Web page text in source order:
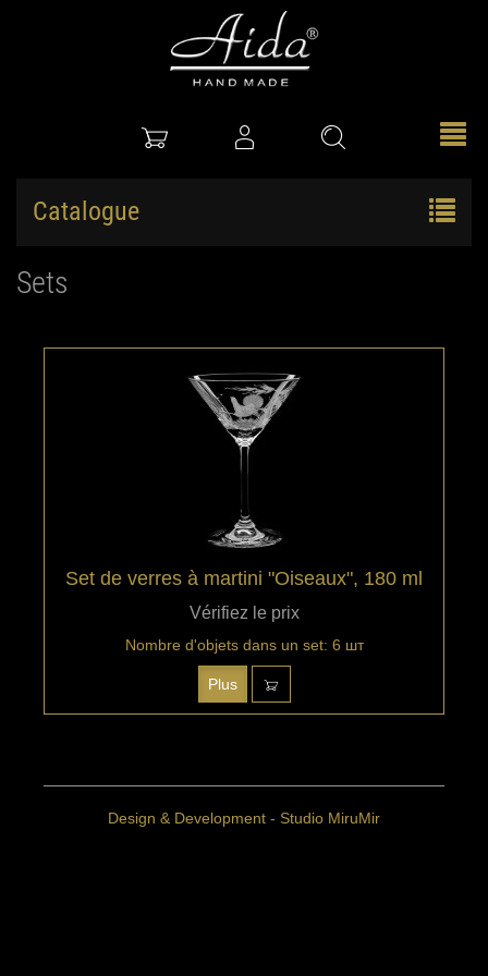
Catalogue
Sets
Set de verres à martini "Oiseaux", 180 ml
Vérifiez le prix
Nombre d'objets dans un set: 6 шт
Plus
Design & Development - Studio MiruMir